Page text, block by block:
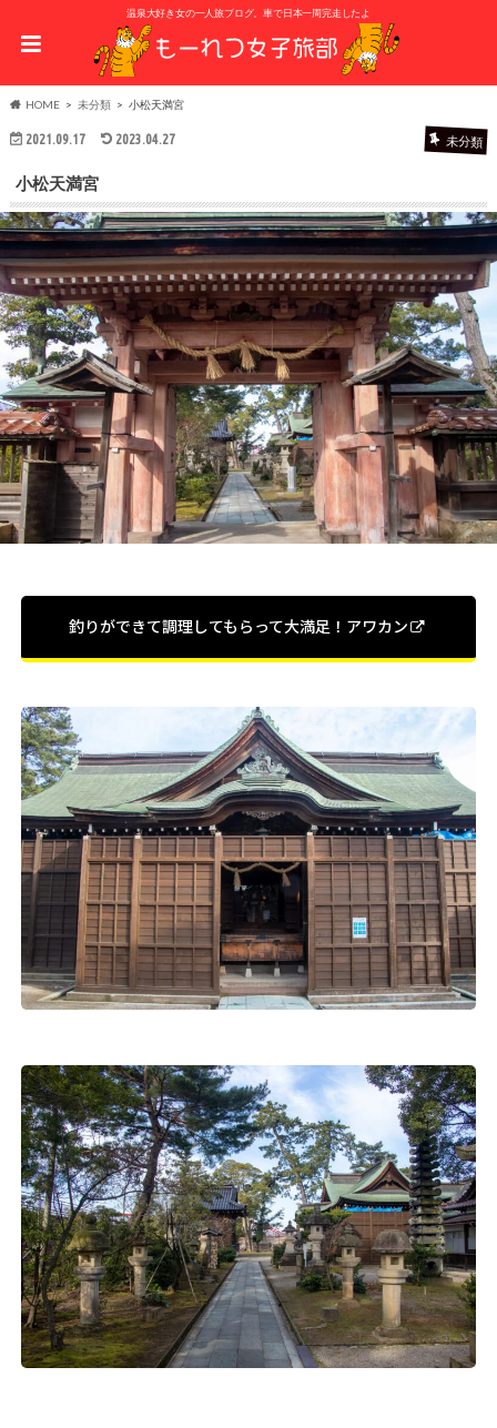
温泉大好き女の一人旅ブログ。車で日本一周完走したよ
HOME 未分類 小松天満宮
2021.09.17 2023.04.27 未分類
小松天満宮
釣りができて調理してもらって大満足！アワカン